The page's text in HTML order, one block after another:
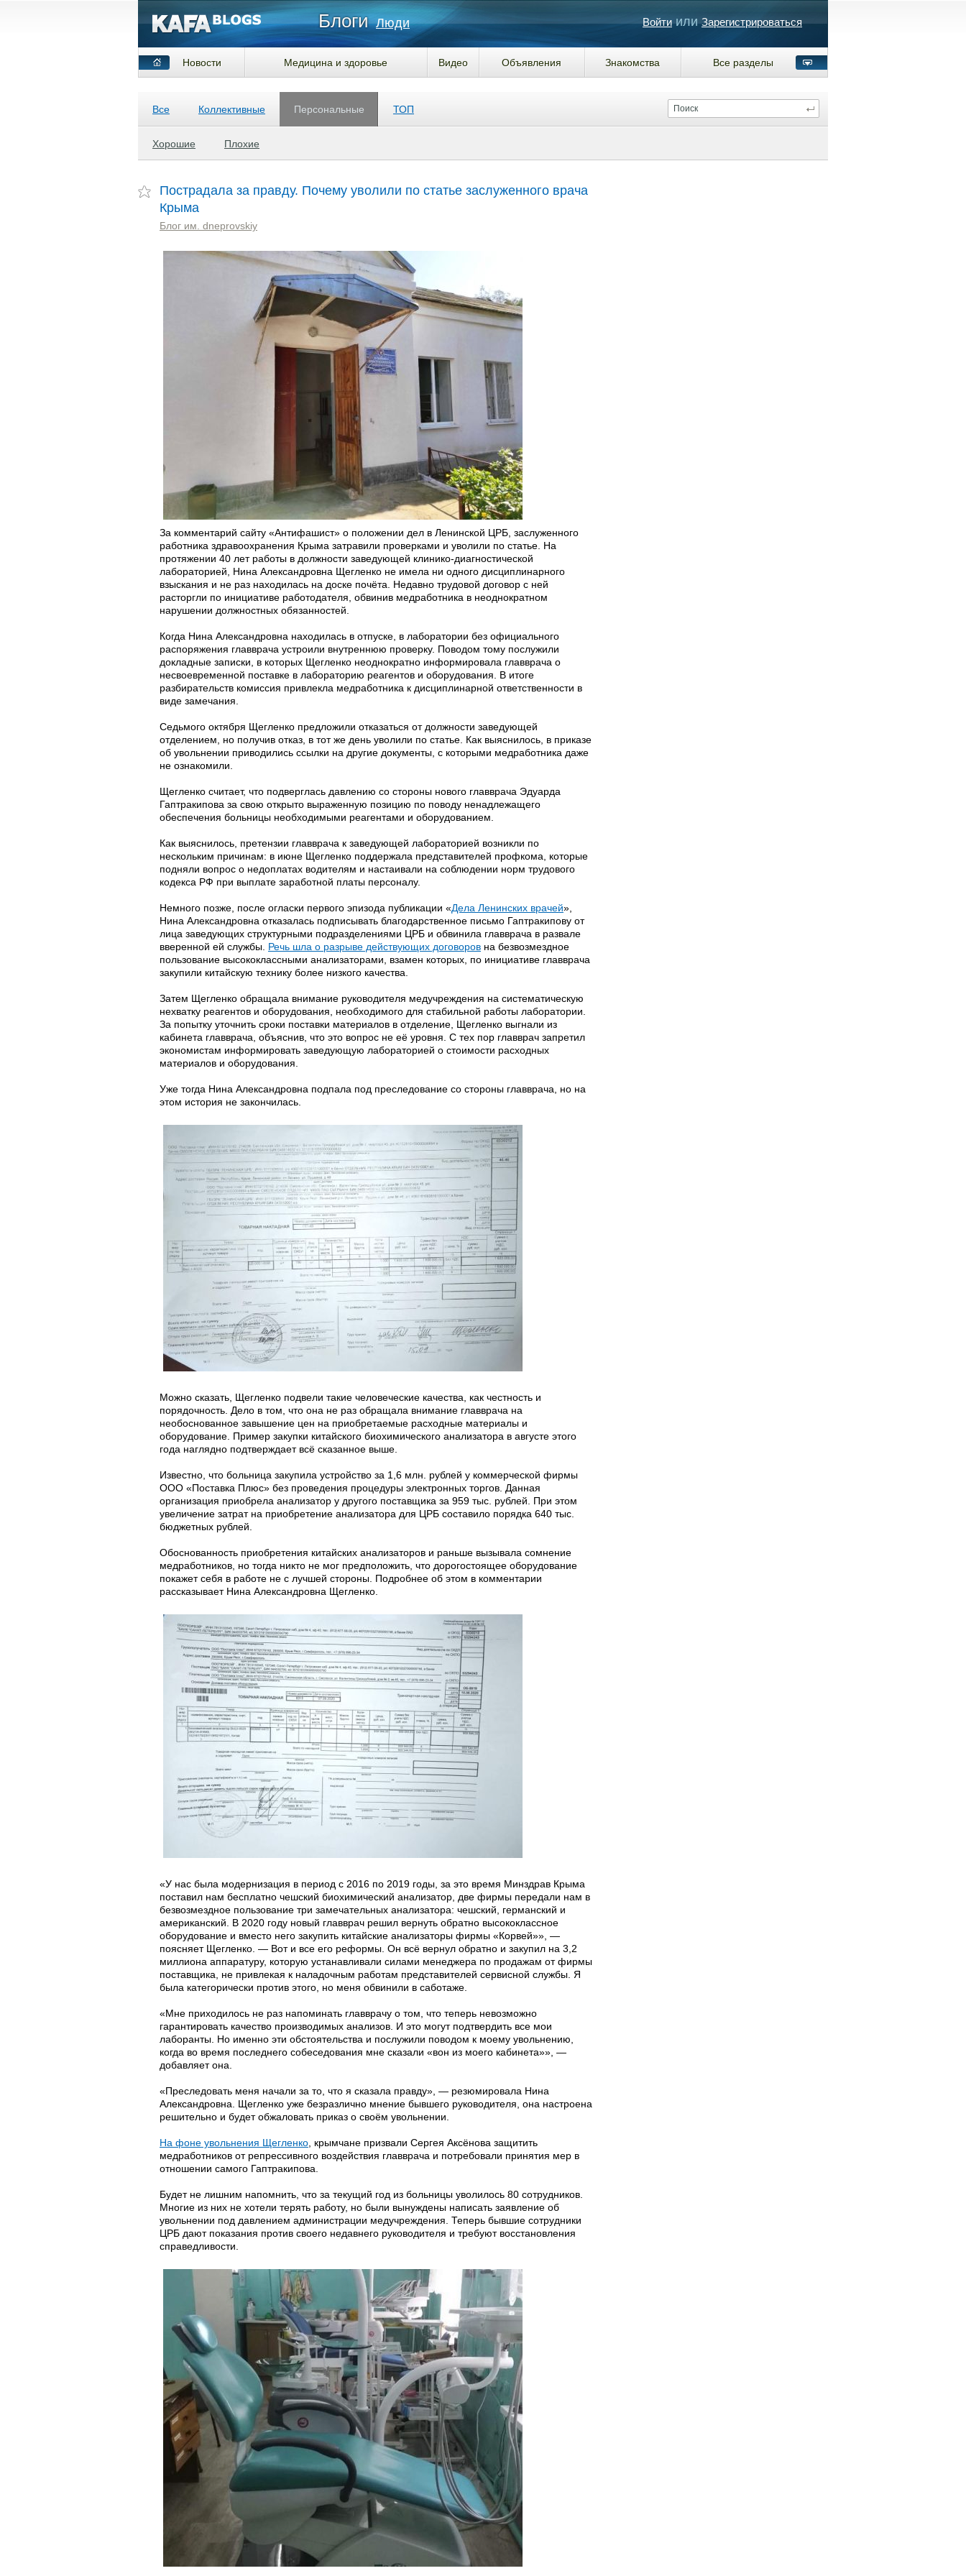
Блоги Люди ВойтиилиЗарегистрироваться
Новости Медицина и здоровье Видео Объявления Знакомства Все разделы
Все Коллективные Персональные
Хорошие Плохие
ТОП
Пострадала за правду. Почему уволили по статье заслуженного врача
Крыма
Блог им. dneprovskiy
За комментарий сайту «Антифашист» о положении дел в Ленинской ЦРБ, заслуженного
работника здравоохранения Крыма затравили проверками и уволили по статье. На
протяжении 40 лет работы в должности заведующей клинико-диагностической
лабораторией, Нина Александровна Щегленко не имела ни одного дисциплинарного
взыскания и не раз находилась на доске почёта. Недавно трудовой договор с ней
расторгли по инициативе работодателя, обвинив медработника в неоднократном
нарушении должностных обязанностей.
Когда Нина Александровна находилась в отпуске, в лаборатории без официального
распоряжения главврача устроили внутреннюю проверку. Поводом тому послужили
докладные записки, в которых Щегленко неоднократно информировала главврача о
несвоевременной поставке в лабораторию реагентов и оборудования. В итоге
разбирательств комиссия привлекла медработника к дисциплинарной ответственности в
виде замечания.
Седьмого октября Щегленко предложили отказаться от должности заведующей
отделением, но получив отказ, в тот же день уволили по статье. Как выяснилось, в приказе
об увольнении приводились ссылки на другие документы, с которыми медработника даже
не ознакомили.
Щегленко считает, что подверглась давлению со стороны нового главврача Эдуарда
Гаптракипова за свою открыто выраженную позицию по поводу ненадлежащего
обеспечения больницы необходимыми реагентами и оборудованием.
Как выяснилось, претензии главврача к заведующей лабораторией возникли по
нескольким причинам: в июне Щегленко поддержала представителей профкома, которые
подняли вопрос о недоплатах водителям и настаивали на соблюдении норм трудового
кодекса РФ при выплате заработной платы персоналу.
Немного позже, после огласки первого эпизода публикации «Дела Ленинских врачей»,
Нина Александровна отказалась подписывать благодарственное письмо Гаптракипову от
лица заведующих структурными подразделениями ЦРБ и обвинила главврача в развале
вверенной ей службы. Речь шла о разрыве действующих договоров на безвозмездное
пользование высококлассными анализаторами, взамен которых, по инициативе главврача
закупили китайскую технику более низкого качества.
Затем Щегленко обращала внимание руководителя медучреждения на систематическую
нехватку реагентов и оборудования, необходимого для стабильной работы лаборатории.
За попытку уточнить сроки поставки материалов в отделение, Щегленко выгнали из
кабинета главврача, объяснив, что это вопрос не её уровня. С тех пор главврач запретил
экономистам информировать заведующую лабораторией о стоимости расходных
материалов и оборудования.
Уже тогда Нина Александровна подпала под преследование со стороны главврача, но на
этом история не закончилась.
Можно сказать, Щегленко подвели такие человеческие качества, как честность и
порядочность. Дело в том, что она не раз обращала внимание главврача на
необоснованное завышение цен на приобретаемые расходные материалы и
оборудование. Пример закупки китайского биохимического анализатора в августе этого
года наглядно подтверждает всё сказанное выше.
Известно, что больница закупила устройство за 1,6 млн. рублей у коммерческой фирмы
ООО «Поставка Плюс» без проведения процедуры электронных торгов. Данная
организация приобрела анализатор у другого поставщика за 959 тыс. рублей. При этом
увеличение затрат на приобретение анализатора для ЦРБ составило порядка 640 тыс.
бюджетных рублей.
Обоснованность приобретения китайских анализаторов и раньше вызывала сомнение
медработников, но тогда никто не мог предположить, что дорогостоящее оборудование
покажет себя в работе не с лучшей стороны. Подробнее об этом в комментарии
рассказывает Нина Александровна Щегленко.
«У нас была модернизация в период с 2016 по 2019 годы, за это время Минздрав Крыма
поставил нам бесплатно чешский биохимический анализатор, две фирмы передали нам в
безвозмездное пользование три замечательных анализатора: чешский, германский и
американский. В 2020 году новый главврач решил вернуть обратно высококлассное
оборудование и вместо него закупить китайские анализаторы фирмы «Корвей»», —
поясняет Щегленко. — Вот и все его реформы. Он всё вернул обратно и закупил на 3,2
миллиона аппаратуру, которую устанавливали силами менеджера по продажам от фирмы
поставщика, не привлекая к наладочным работам представителей сервисной службы. Я
была категорически против этого, но меня обвинили в саботаже.
«Мне приходилось не раз напоминать главврачу о том, что теперь невозможно
гарантировать качество производимых анализов. И это могут подтвердить все мои
лаборанты. Но именно эти обстоятельства и послужили поводом к моему увольнению,
когда во время последнего собеседования мне сказали «вон из моего кабинета»», —
добавляет она.
«Преследовать меня начали за то, что я сказала правду», — резюмировала Нина
Александровна. Щегленко уже безразлично мнение бывшего руководителя, она настроена
решительно и будет обжаловать приказ о своём увольнении.
На фоне увольнения Щегленко , крымчане призвали Сергея Аксёнова защитить
медработников от репрессивного воздействия главврача и потребовали принятия мер в
отношении самого Гаптракипова.
Будет не лишним напомнить, что за текущий год из больницы уволилось 80 сотрудников.
Многие из них не хотели терять работу, но были вынуждены написать заявление об
увольнении под давлением администрации медучреждения. Теперь бывшие сотрудники
ЦРБ дают показания против своего недавнего руководителя и требуют восстановления
справедливости.